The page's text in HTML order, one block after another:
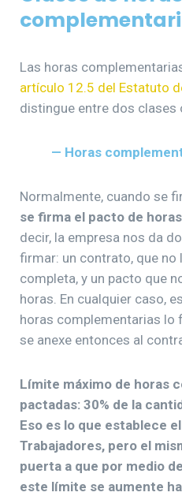
Las horas
artículo 12.5 del Estatuto
distingue entre dos clases
— Horas
Normalmente, cuando se
se firma el pacto de
decir, la empresa nos da
firmar: un contrato, que no
completa, y un pacto que
horas. En cualquier caso,
horas complementarias lo
se anexe entonces al
Límite máximo de horas
pactadas: 30% de la
Eso es lo que establece
Trabajadores, pero el
puerta a que por medio
este límite se aumente